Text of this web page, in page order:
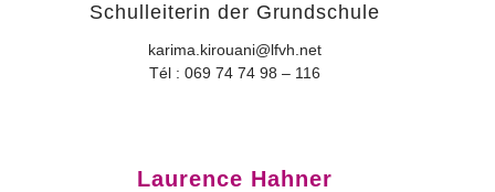
Schulleiterin der Grundschule
karima.kirouani@lfvh.net
Tél : 069 74 74 98 – 116
Laurence Hahner